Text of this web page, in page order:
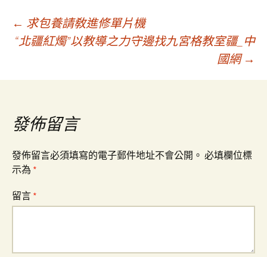
文
導
覽
← 求包養請敎進修單片機
“北疆紅燭”以教導之力守邊找九宮格教室疆_中
國網 →
發佈留言
發佈留言必須填寫的電子郵件地址不會公開。 必填欄位標
示為 *
留言 *